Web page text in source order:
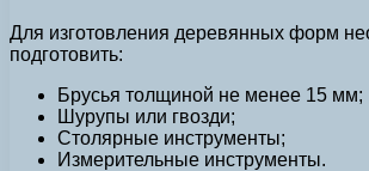
Для изготовления деревянных форм
подготовить:
Брусья толщиной не менее 15 мм;
Шурупы или гвозди;
Столярные инструменты;
Измерительные инструменты.